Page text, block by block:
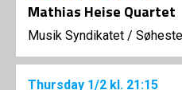
Mathias Heise Quartet
Musik Syndikatet /
Thursday 1/2 kl. 21:15